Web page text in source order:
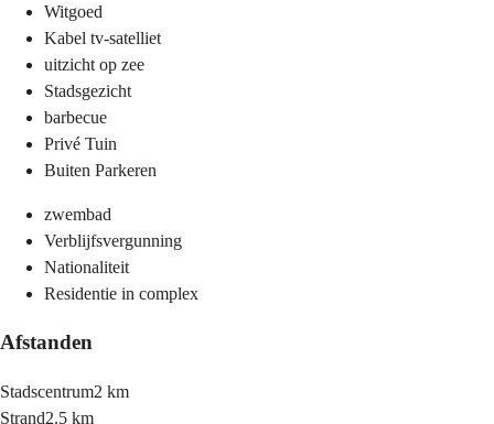
Witgoed
Kabel tv-satelliet
uitzicht op zee
Stadsgezicht
barbecue
Privé Tuin
Buiten Parkeren
zwembad
Verblijfsvergunning
Nationaliteit
Residentie in complex
Afstanden
Stadscentrum2 km
Strand2.5 km